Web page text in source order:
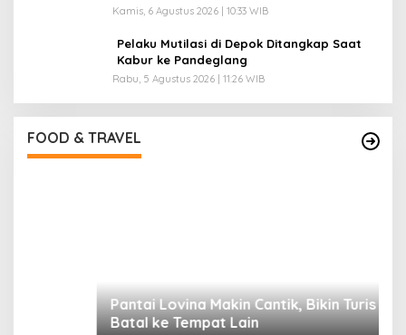
Kamis, 6 Agustus 2026 | 10:33 WIB
Pelaku Mutilasi di Depok Ditangkap Saat
Kabur ke Pandeglang
Rabu, 5 Agustus 2026 | 11:26 WIB
FOOD & TRAVEL
Batal ke Tempat Lain
Di Food & Travel |